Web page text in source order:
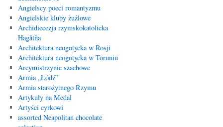
Angielscy poeci romantyzmu
Angielskie kluby żużlowe
Archidiecezja rzymskokatolicka
Hagåtña
Architektura neogotycka w Rosji
Architektura neogotycka w Toruniu
Arcymistrzynie szachowe
Armia „Łódź”
Armia starożytnego Rzymu
Artykuły na Medal
Artyści cyrkowi
assorted Neapolitan chocolate